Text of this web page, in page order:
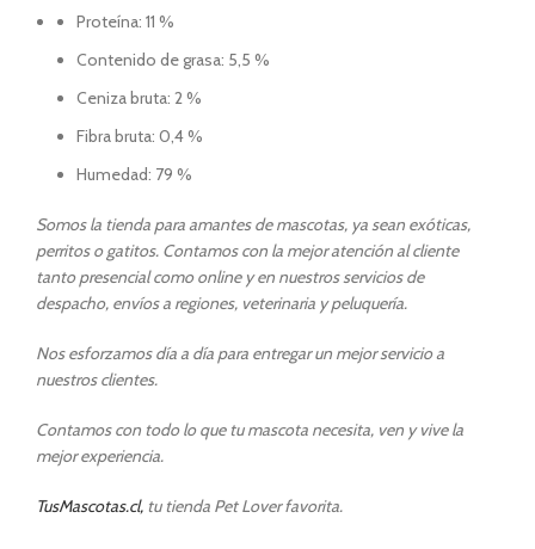
Proteína: 11 %
Contenido de grasa: 5,5 %
Ceniza bruta: 2 %
Fibra bruta: 0,4 %
Humedad: 79 %
Somos la tienda para amantes de mascotas, ya sean exóticas,
perritos o gatitos. Contamos con la mejor atención al cliente
tanto presencial como online y en nuestros servicios de
despacho, envíos a regiones, veterinaria y peluquería.
Nos esforzamos día a día para entregar un mejor servicio a
nuestros clientes.
Contamos con todo lo que tu mascota necesita, ven y vive la
mejor experiencia.
TusMascotas.cl, tu tienda Pet Lover favorita.